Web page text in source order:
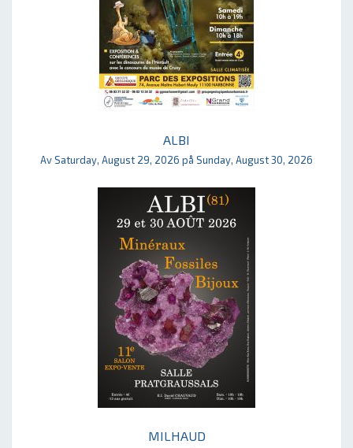
ALBI
Av Saturday, August 29, 2026 på Sunday, August 30, 2026
MILHAUD